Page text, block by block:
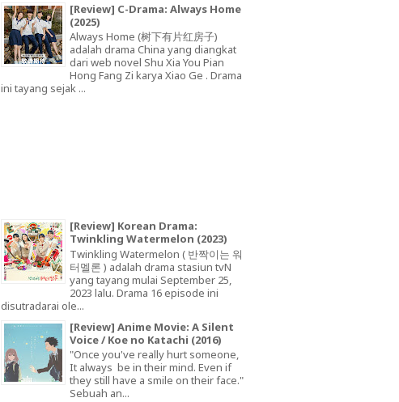
[Review] C-Drama: Always Home
(2025)
Always Home (树下有片红房子)
adalah drama China yang diangkat
dari web novel Shu Xia You Pian
Hong Fang Zi karya Xiao Ge . Drama
ini tayang sejak ...
[Review] Korean Drama:
Twinkling Watermelon (2023)
Twinkling Watermelon ( 반짝이는 워
터멜론 ) adalah drama stasiun tvN
yang tayang mulai September 25,
2023 lalu. Drama 16 episode ini
disutradarai ole...
[Review] Anime Movie: A Silent
Voice / Koe no Katachi (2016)
"Once you've really hurt someone,
It always be in their mind. Even if
they still have a smile on their face."
Sebuah an...